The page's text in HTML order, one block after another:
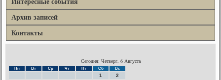
Архив записей
Контакты
Сегодня: Четверг, 6 Августа
Пн Вт Ср Чт Пт Сб Вс
1
2